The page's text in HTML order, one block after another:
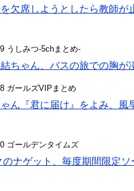
を欠席しようとしたら教師
うしみつ-5chまとめ-
結ちゃん、バスの旅での胸が
ガールズVIPまとめ
ゃん『君に届け』をよみ、
ゴールデンタイムズ
のナゲット、毎度期間限定